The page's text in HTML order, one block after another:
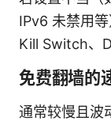
IPv6 未禁用
Kill Switch、
免费翻墙的
通常较慢且波